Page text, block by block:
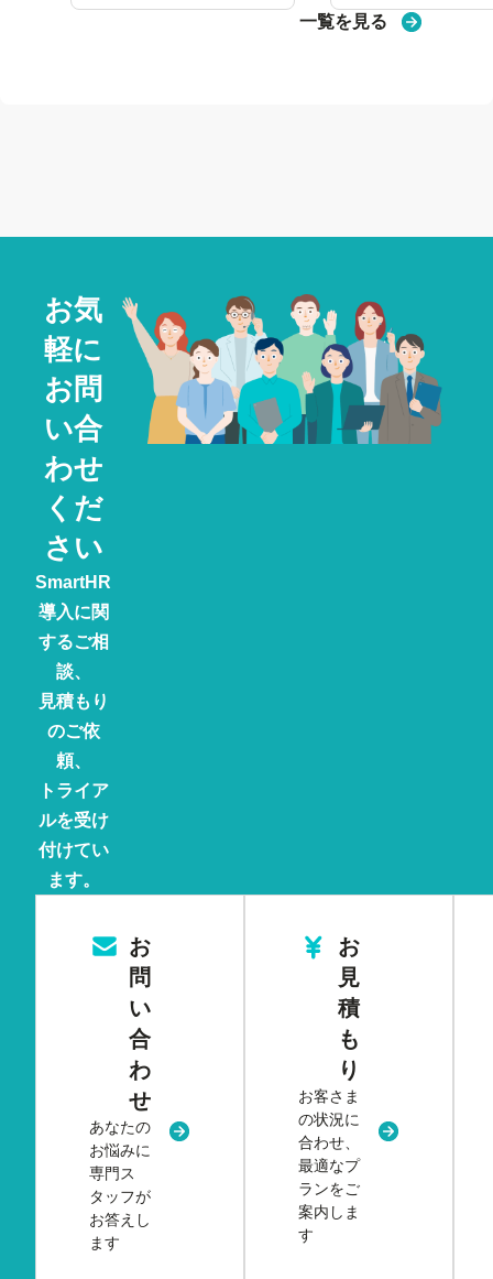
一覧を見る
お気
軽に
お問
い合
わせ
くだ
さい
SmartHR
導入に関
するご相
談、
見積もり
のご依
頼、
トライア
ルを受け
付けてい
ます。
お
問
い
合
わ
せ
あなたの
お悩みに
専門ス
タッフが
お答えし
ます
新規タブまたはウィンドウで開く
お
見
積
も
り
お客さま
の状況に
合わせ、
最適なプ
ランをご
案内しま
す
新規タブま